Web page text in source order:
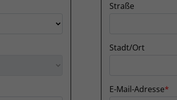
Straße
Stadt/Ort
E-Mail-Adresse